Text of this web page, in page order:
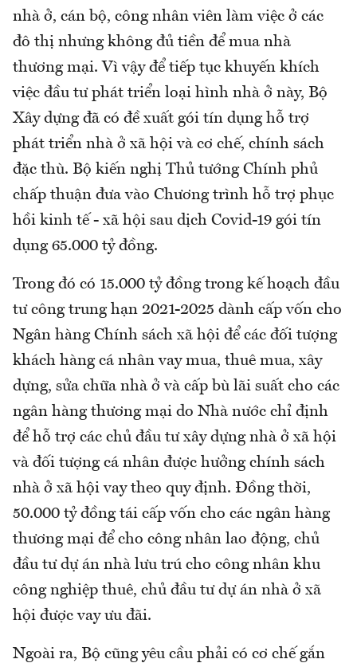
nhà ở, cán bộ, công nhân viên làm việc ở các
đô thị nhưng không đủ tiền để mua nhà
thương mại. Vì vậy để tiếp tục khuyến khích
việc đầu tư phát triển loại hình nhà ở này, Bộ
Xây dựng đã có đề xuất gói tín dụng hỗ trợ
phát triển nhà ở xã hội và cơ chế, chính sách
đặc thù. Bộ kiến nghị Thủ tướng Chính phủ
chấp thuận đưa vào Chương trình hỗ trợ phục
hồi kinh tế - xã hội sau dịch Covid-19 gói tín
dụng 65.000 tỷ đồng.
Trong đó có 15.000 tỷ đồng trong kế hoạch đầu
tư công trung hạn 2021-2025 dành cấp vốn cho
Ngân hàng Chính sách xã hội để các đối tượng
khách hàng cá nhân vay mua, thuê mua, xây
dựng, sửa chữa nhà ở và cấp bù lãi suất cho các
ngân hàng thương mại do Nhà nước chỉ định
để hỗ trợ các chủ đầu tư xây dựng nhà ở xã hội
và đối tượng cá nhân được hưởng chính sách
nhà ở xã hội vay theo quy định. Đồng thời,
50.000 tỷ đồng tái cấp vốn cho các ngân hàng
thương mại để cho công nhân lao động, chủ
đầu tư dự án nhà lưu trú cho công nhân khu
công nghiệp thuê, chủ đầu tư dự án nhà ở xã
hội được vay ưu đãi.
Ngoài ra, Bộ cũng yêu cầu phải có cơ chế gắn